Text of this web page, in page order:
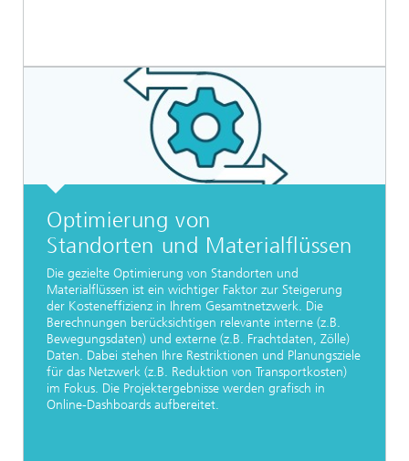
Optimierung von
Standorten und Materialflüssen
Die gezielte Optimierung von Standorten und
Materialflüssen ist ein wichtiger Faktor zur Steigerung
der Kosteneffizienz in Ihrem Gesamtnetzwerk. Die
Berechnungen berücksichtigen relevante interne (z.B.
Bewegungsdaten) und externe (z.B. Frachtdaten, Zölle)
Daten. Dabei stehen Ihre Restriktionen und Planungsziele
für das Netzwerk (z.B. Reduktion von Transportkosten)
im Fokus. Die Projektergebnisse werden grafisch in
Online-Dashboards aufbereitet.